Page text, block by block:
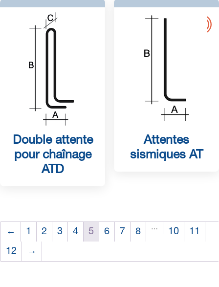
Double attente
pour chaînage
ATD
Attentes
sismiques AT
← 1 2 3 4 5 6 7 8 … 10 11
12 →